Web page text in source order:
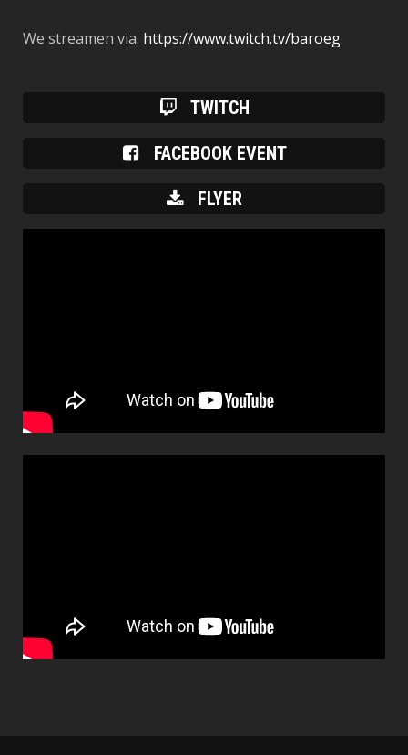
We streamen via: https://www.twitch.tv/baroeg
TWITCH
FACEBOOK EVENT
FLYER